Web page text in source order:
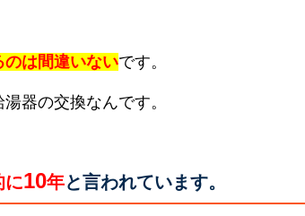
は間違いないです。
器の交換なんです。
に10年と言われています。